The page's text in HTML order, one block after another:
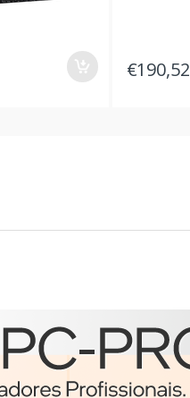
€190,52
Etiquetas
Brother BCS-1J074102-121
etiqueta para impressão